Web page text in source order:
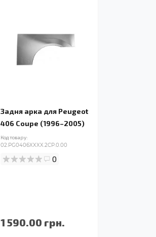
Задня арка для Peugeot
406 Coupe (1996–2005)
Код товару:
02.PG0406XXXX.2CP.0.00
0
1 590.00 грн.